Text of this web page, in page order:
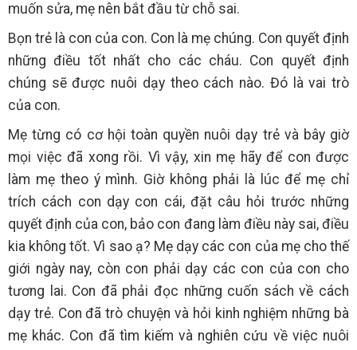
muốn sửa, mẹ nên bắt đầu từ chỗ sai.
Bọn trẻ là con của con. Con là mẹ chúng. Con quyết định
những điều tốt nhất cho các cháu. Con quyết định
chúng sẽ được nuôi dạy theo cách nào. Đó là vai trò
của con.
Mẹ từng có cơ hội toàn quyền nuôi dạy trẻ và bây giờ
mọi việc đã xong rồi. Vì vậy, xin mẹ hãy để con được
làm mẹ theo ý mình. Giờ không phải là lúc để mẹ chỉ
trích cách con dạy con cái, đặt câu hỏi trước những
quyết định của con, bảo con đang làm điều này sai, điều
kia không tốt. Vì sao ạ? Mẹ dạy các con của mẹ cho thế
giới ngày nay, còn con phải dạy các con của con cho
tương lai. Con đã phải đọc những cuốn sách về cách
dạy trẻ. Con đã trò chuyện và hỏi kinh nghiệm những bà
mẹ khác. Con đã tìm kiếm và nghiên cứu về việc nuôi